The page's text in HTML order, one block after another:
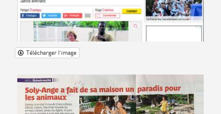
Télécharger l'image